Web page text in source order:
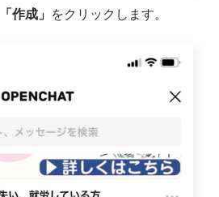
「作成」 をクリックします。